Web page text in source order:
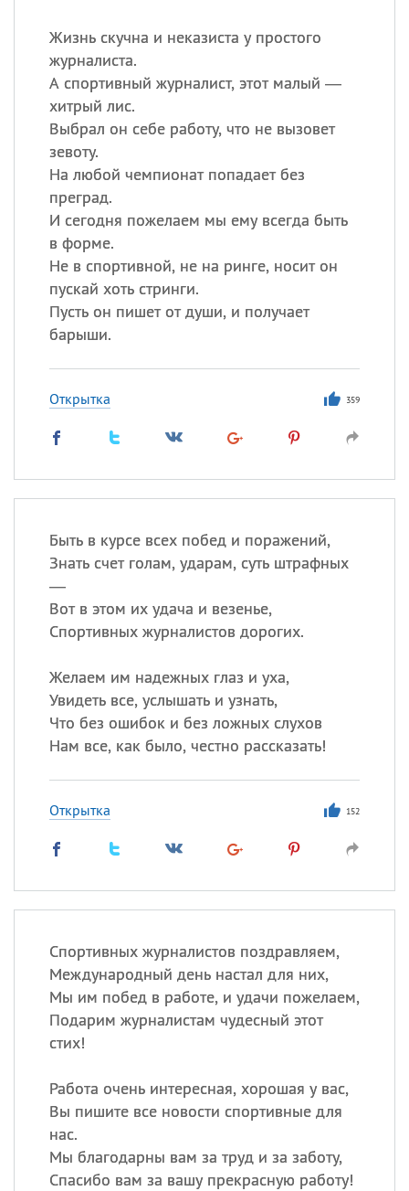
Жизнь скучна и неказиста у простого
журналиста.
А спортивный журналист, этот малый —
хитрый лис.
Выбрал он себе работу, что не вызовет
зевоту.
На любой чемпионат попадает без
преград.
И сегодня пожелаем мы ему всегда быть
в форме.
Не в спортивной, не на ринге, носит он
пускай хоть стринги.
Пусть он пишет от души, и получает
барыши.
Открытка 359
Быть в курсе всех побед и поражений,
Знать счет голам, ударам, суть штрафных
—
Вот в этом их удача и везенье,
Спортивных журналистов дорогих.
Желаем им надежных глаз и уха,
Увидеть все, услышать и узнать,
Что без ошибок и без ложных слухов
Нам все, как было, честно рассказать!
Открытка 152
Спортивных журналистов поздравляем,
Международный день настал для них,
Мы им побед в работе, и удачи пожелаем,
Подарим журналистам чудесный этот
стих!
Работа очень интересная, хорошая у вас,
Вы пишите все новости спортивные для
нас.
Мы благодарны вам за труд и за заботу,
Спасибо вам за вашу прекрасную работу!